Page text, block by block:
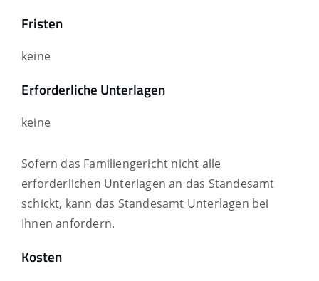
Fristen
keine
Erforderliche Unterlagen
keine
Sofern das Familiengericht nicht alle
erforderlichen Unterlagen an das Standesamt
schickt, kann das Standesamt Unterlagen bei
Ihnen anfordern.
Kosten